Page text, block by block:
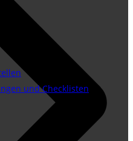
und Checklisten